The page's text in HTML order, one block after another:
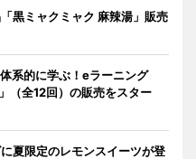
黒ミャクミャク 麻辣湯」販売
系的に学ぶ！eラーニング
（全12回）の販売をスター
夏限定のレモンスイーツが登